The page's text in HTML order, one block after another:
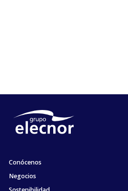
Conócenos
Negocios